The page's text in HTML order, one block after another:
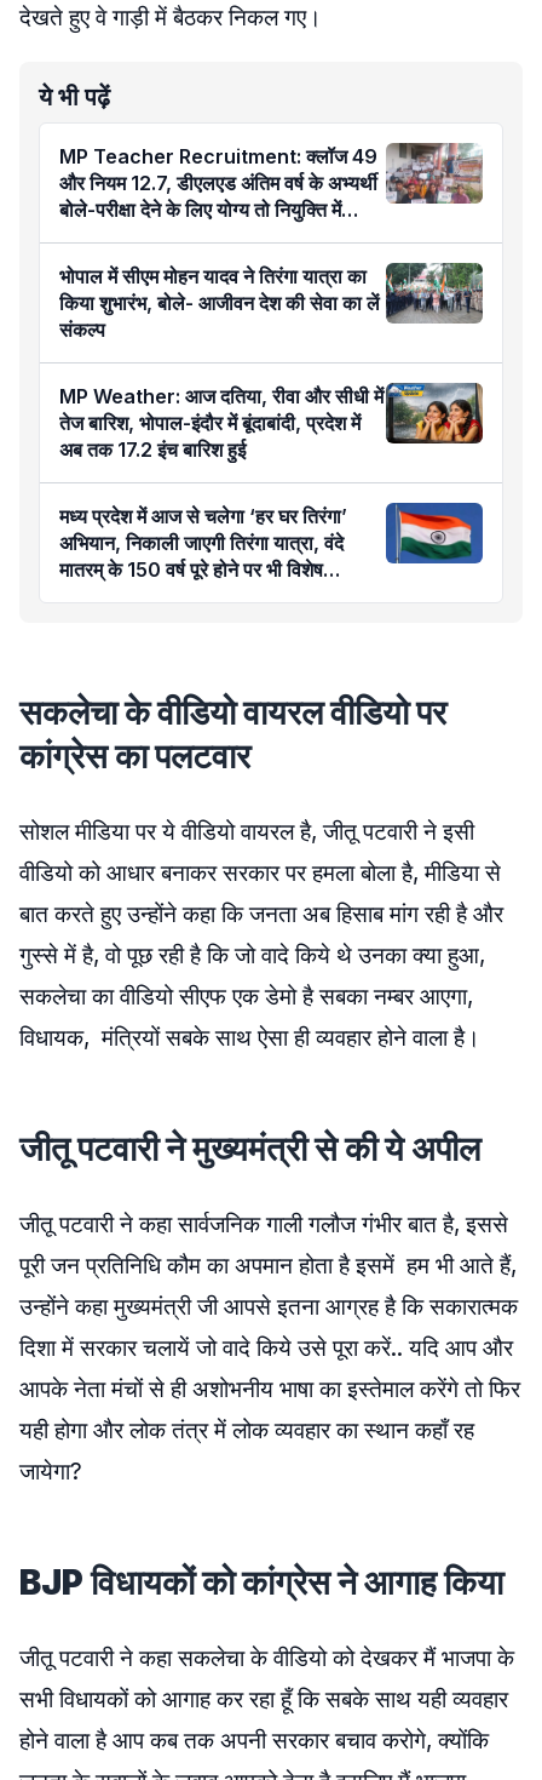
देखते हुए वे गाड़ी में बैठकर निकल गए।
ये भी पढ़ें
MP Teacher Recruitment: क्लॉज 49
और नियम 12.7, डीएलएड अंतिम वर्ष के अभ्यर्थी
बोले-परीक्षा देने के लिए योग्य तो नियुक्ति में
अयोग्य कैसे?
भोपाल में सीएम मोहन यादव ने तिरंगा यात्रा का
किया शुभारंभ, बोले- आजीवन देश की सेवा का लें
संकल्प
MP Weather: आज दतिया, रीवा और सीधी में
तेज बारिश, भोपाल-इंदौर में बूंदाबांदी, प्रदेश में
अब तक 17.2 इंच बारिश हुई
मध्य प्रदेश में आज से चलेगा ‘हर घर तिरंगा’
अभियान, निकाली जाएगी तिरंगा यात्रा, वंदे
मातरम् के 150 वर्ष पूरे होने पर भी विशेष
कार्यक्रम
सकलेचा के वीडियो वायरल वीडियो पर
कांग्रेस का पलटवार
सोशल मीडिया पर ये वीडियो वायरल है, जीतू पटवारी ने इसी
वीडियो को आधार बनाकर सरकार पर हमला बोला है, मीडिया से
बात करते हुए उन्होंने कहा कि जनता अब हिसाब मांग रही है और
गुस्से में है, वो पूछ रही है कि जो वादे किये थे उनका क्या हुआ,
सकलेचा का वीडियो सीएफ एक डेमो है सबका नम्बर आएगा,
विधायक, मंत्रियों सबके साथ ऐसा ही व्यवहार होने वाला है।
जीतू पटवारी ने मुख्यमंत्री से की ये अपील
जीतू पटवारी ने कहा सार्वजनिक गाली गलौज गंभीर बात है, इससे
पूरी जन प्रतिनिधि कौम का अपमान होता है इसमें हम भी आते हैं,
उन्होंने कहा मुख्यमंत्री जी आपसे इतना आग्रह है कि सकारात्मक
दिशा में सरकार चलायें जो वादे किये उसे पूरा करें.. यदि आप और
आपके नेता मंचों से ही अशोभनीय भाषा का इस्तेमाल करेंगे तो फिर
यही होगा और लोक तंत्र में लोक व्यवहार का स्थान कहाँ रह
जायेगा?
BJP विधायकों को कांग्रेस ने आगाह किया
जीतू पटवारी ने कहा सकलेचा के वीडियो को देखकर मैं भाजपा के
सभी विधायकों को आगाह कर रहा हूँ कि सबके साथ यही व्यवहार
होने वाला है आप कब तक अपनी सरकार बचाव करोगे, क्योंकि